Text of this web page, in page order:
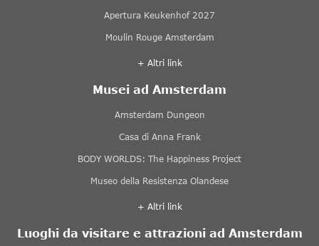
Apertura Keukenhof 2027
Moulin Rouge Amsterdam
+ Altri link
Musei ad Amsterdam
Amsterdam Dungeon
Casa di Anna Frank
BODY WORLDS: The Happiness Project
Museo della Resistenza Olandese
+ Altri link
Luoghi da visitare e attrazioni ad Amsterdam